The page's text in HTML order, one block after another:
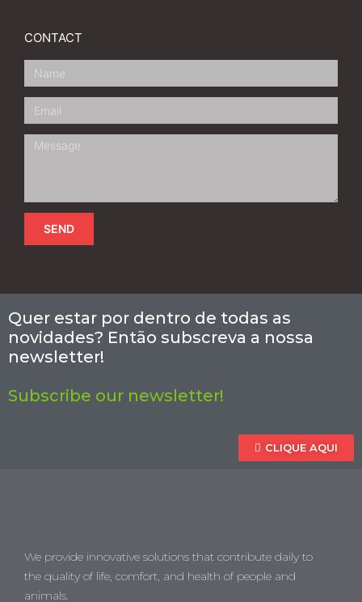
CONTACT
SEND
Quer estar por dentro de todas as
novidades? Então subscreva a nossa
newsletter!
Subscribe our newsletter!
CLIQUE AQUI
We provide innovative solutions that contribute daily to
the quality of life, comfort, and health of people and
animals.